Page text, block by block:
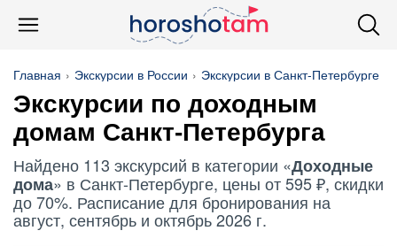
Главная Экскурсии в России Экскурсии в Санкт-Петербурге
Экскурсии по доходным
домам Санкт-Петербурга
Найдено 113 экскурсий в категории «Доходные
дома» в Санкт-Петербурге, цены от 595 ₽, скидки
до 70%. Расписание для бронирования на
август, сентябрь и октябрь 2026 г.